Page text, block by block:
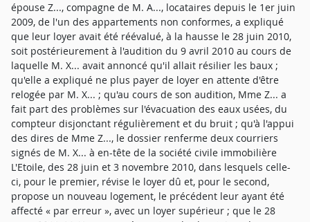
épouse Z..., compagne de M. A..., locataires depuis le 1er juin
2009, de l'un des appartements non conformes, a expliqué
que leur loyer avait été réévalué, à la hausse le 28 juin 2010,
soit postérieurement à l'audition du 9 avril 2010 au cours de
laquelle M. X... avait annoncé qu'il allait résilier les baux ;
qu'elle a expliqué ne plus payer de loyer en attente d'être
relogée par M. X... ; qu'au cours de son audition, Mme Z... a
fait part des problèmes sur l'évacuation des eaux usées, du
compteur disjonctant régulièrement et du bruit ; qu'à l'appui
des dires de Mme Z..., le dossier renferme deux courriers
signés de M. X... à en-tête de la société civile immobilière
L'Etoile, des 28 juin et 3 novembre 2010, dans lesquels celle-
ci, pour le premier, révise le loyer dû et, pour le second,
propose un nouveau logement, le précédent leur ayant été
affecté « par erreur », avec un loyer supérieur ; que le 28